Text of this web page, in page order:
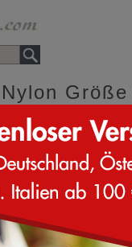
39 Farbe grün
Boot Nylon
Moon Boot®
Moonboots